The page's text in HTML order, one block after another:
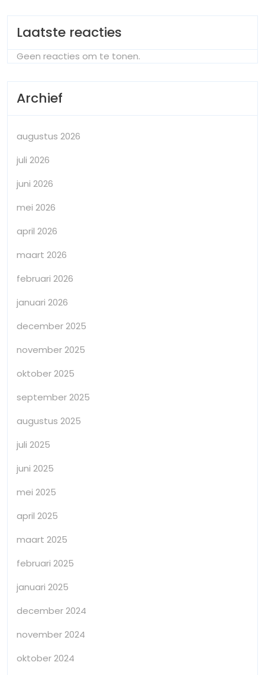
Laatste reacties
Geen reacties om te tonen.
Archief
augustus 2026
juli 2026
juni 2026
mei 2026
april 2026
maart 2026
februari 2026
januari 2026
december 2025
november 2025
oktober 2025
september 2025
augustus 2025
juli 2025
juni 2025
mei 2025
april 2025
maart 2025
februari 2025
januari 2025
december 2024
november 2024
oktober 2024